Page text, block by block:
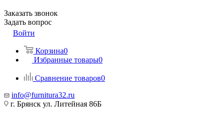
Заказать звонок
Задать вопрос
Войти
Корзина0
Избранные товары0
Сравнение товаров0
info@furnitura32.ru
г. Брянск ул. Литейная 86Б